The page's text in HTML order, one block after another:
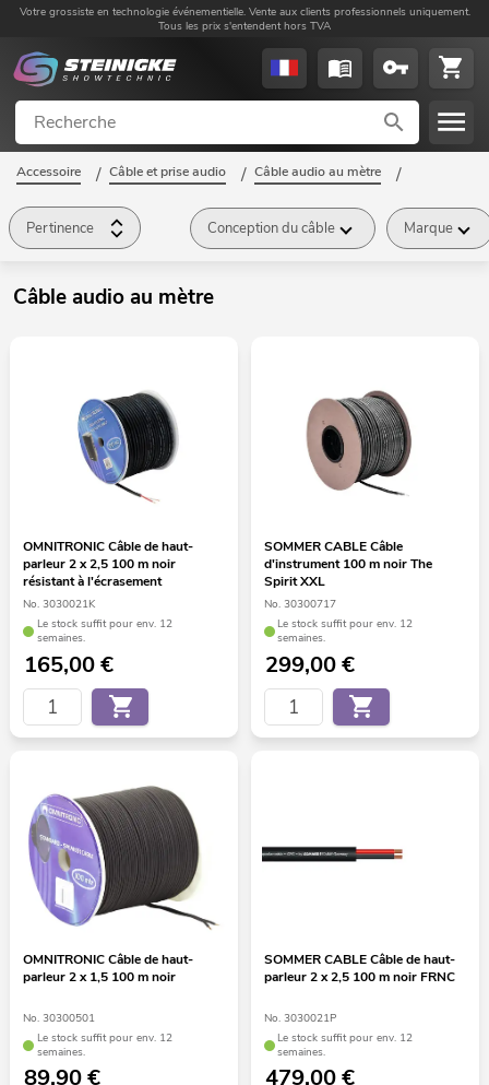
Votre grossiste en technologie événementielle. Vente aux clients professionnels uniquement.
Tous les prix s'entendent hors TVA
Accessoire / Câble et prise audio / Câble audio au mètre /
Pertinence Conception du câble Marque
Câble audio au mètre
OMNITRONIC Câble de haut-
parleur 2 x 2,5 100 m noir
résistant à l'écrasement
No. 3030021K
Le stock suffit pour env. 12
semaines.
165,00€
SOMMER CABLE Câble
d'instrument 100 m noir The
Spirit XXL
No. 30300717
Le stock suffit pour env. 12
semaines.
299,00€
OMNITRONIC Câble de haut-
parleur 2 x 1,5 100 m noir
No. 30300501
Le stock suffit pour env. 12
semaines.
89,90€
SOMMER CABLE Câble de haut-
parleur 2 x 2,5 100 m noir FRNC
No. 3030021P
Le stock suffit pour env. 12
semaines.
479,00€